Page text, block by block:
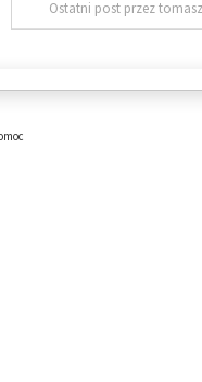
Ostatni post przez